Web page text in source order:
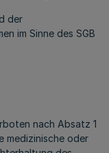
der
im Sinne des SGB
nach Absatz 1
medizinische oder